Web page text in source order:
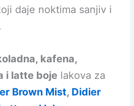
daje noktima sanjiv i
kafena,
i latte boje lakova za
Brown Mist, Didier